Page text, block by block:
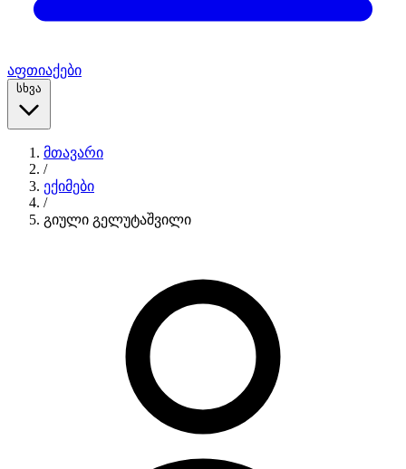
აფთიაქები
სხვა
მთავარი
/
ექიმები
/
გიული გელუტაშვილი